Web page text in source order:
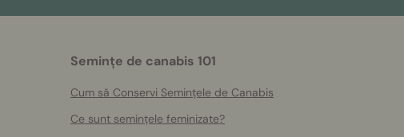
Semințe de canabis 101
Cum să Conservi Semințele de Canabis
Ce sunt semințele feminizate?